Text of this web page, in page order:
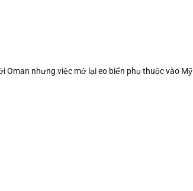
Oman nhưng việc mở lại eo biển phụ thuộc vào Mỹ